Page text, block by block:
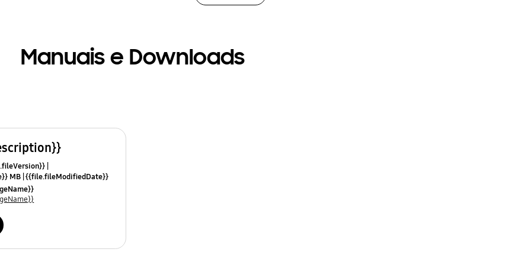
Manuais e Downloads
MB {{file.fileModifiedDate}}